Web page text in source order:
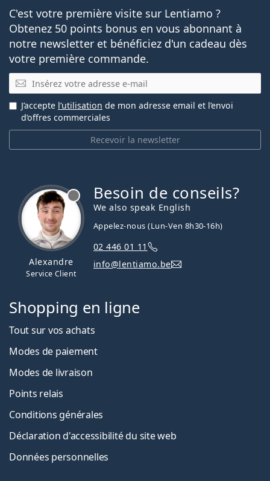
C'est votre première visite sur Lentiamo ?
Obtenez 50 points bonus en vous abonnant à
notre newsletter et bénéficiez d'un cadeau dès
votre première commande.
E-mail
Recevoir la newsletter
J’accepte l’utilisation de mon adresse email et l’envoi
d’offres commerciales
Alexandre
Service Client
Besoin de conseils?
We also speak English
Appelez-nous (Lun-Ven 8h30-16h)
02 446 01 11
info@lentiamo.be
Shopping en ligne
Tout sur vos achats
Modes de paiement
Modes de livraison
Points relais
Conditions générales
Déclaration d'accessibilité du site web
Données personnelles